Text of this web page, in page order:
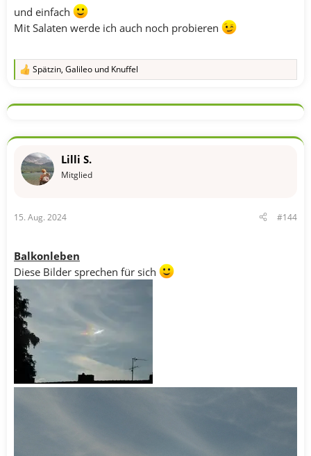
und einfach
Mit Salaten werde ich auch noch probieren
R
k
o
e
n
Spätzin, Galileo und Knuffel
Lilli S.
Mitglied
15. Aug. 2024 #144
Balkonleben
Diese Bilder sprechen für sich